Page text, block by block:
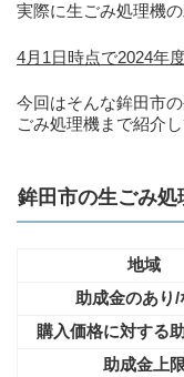
実際に生ごみ処理機
4月1日時点で2024年
今回はそんな鉾田市
ごみ処理機まで紹介し
鉾田市の生ごみ処
地域
助成金のあり/
購入価格に対する
助成金上限